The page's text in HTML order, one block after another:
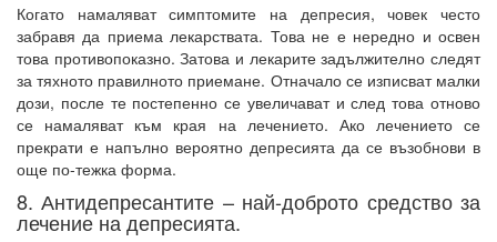
Когато намаляват симптомите на депресия, човек често
забравя да приема лекарствата. Това не е нередно и освен
това противопоказно. Затова и лекарите задължително следят
за тяхното правилното приемане. Отначало се изписват малки
дози, после те постепенно се увеличават и след това отново
се намаляват към края на лечението. Ако лечението се
прекрати е напълно вероятно депресията да се възобнови в
още по-тежка форма.
8. Антидепресантите – най-доброто средство за
лечение на депресията.